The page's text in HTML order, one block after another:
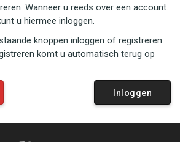
Wanneer u reeds over een account
u hiermee inloggen.
knoppen inloggen of registreren.
komt u automatisch terug op
Inloggen